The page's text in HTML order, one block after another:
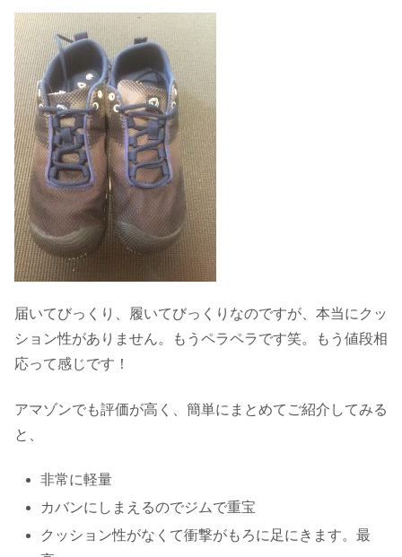
届いてびっくり、履いてびっくりなのですが、本当にクッ
ション性がありません。もうペラペラです笑。もう値段相
応って感じです！
アマゾンでも評価が高く、簡単にまとめてご紹介してみる
と、
非常に軽量
カバンにしまえるのでジムで重宝
クッション性がなくて衝撃がもろに足にきます。最